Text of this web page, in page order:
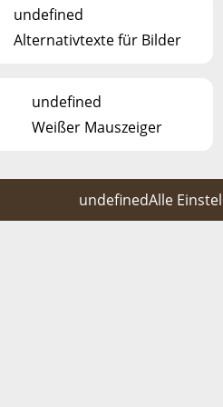
Fläche von 2 ha. Alles in allem 150
Parking, Pavillon Gaalgebierg
ab 4 Jahren angeboten (25€/
undefined
Alternativtexte für Bilder
undefined
Weißer Mauszeiger
undefinedAlle